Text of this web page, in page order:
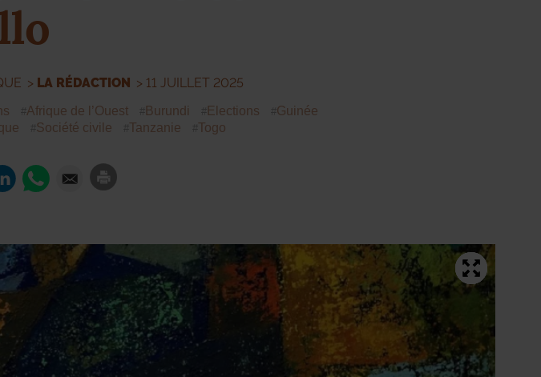
> LA RÉDACTION > 11 JUILLET 2025
Afrique de l’Ouest Burundi Elections
Guinée
Société civile Tanzanie Togo